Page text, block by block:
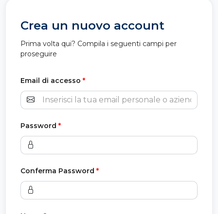
Crea un nuovo account
Prima volta qui? Compila i seguenti campi per
proseguire
Email di accesso *
Password *
Conferma Password *